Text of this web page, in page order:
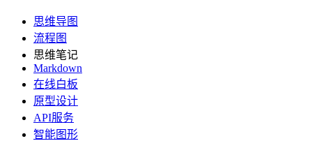
思维导图
流程图
思维笔记
Markdown
在线白板
原型设计
API服务
智能图形